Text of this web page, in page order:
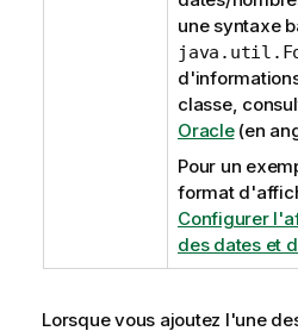
une syntaxe
classe,
Oracle(en
Pour un
format
Configurer
des dates et
Lorsque vous ajoutez l'une